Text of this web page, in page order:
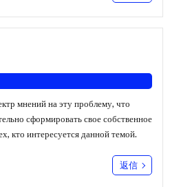
мнений на эту проблему, что
сформировать свое собственное
кто интересуется данной темой.
返信